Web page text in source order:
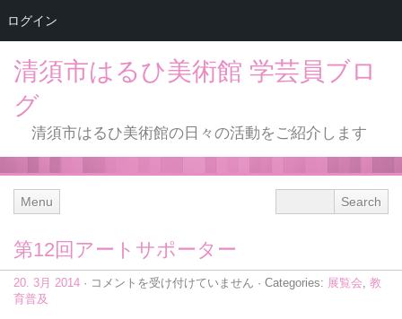
清須市はるひ美術館 学芸員ブロ
グ
清須市はるひ美術館の日々の活動をご紹介します
Menu
第12回アートサポーター
20. 3月 2014 · 第
コメントを受け付けていません · Categories: 展覧会 教
育普及
ログイン